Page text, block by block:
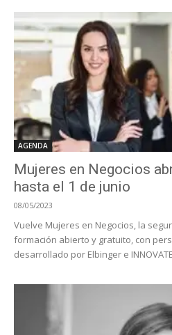
AGENDA
Mujeres en Negocios
hasta el 1 de junio
08/05/2023
Vuelve Mujeres en Negocios, la
formación abierto y gratuito, con
desarrollado por Elbinger e